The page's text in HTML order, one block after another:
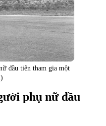
đầu tiên tham gia một
phụ nữ đầu